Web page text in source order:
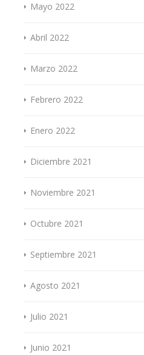
Mayo 2022
Abril 2022
Marzo 2022
Febrero 2022
Enero 2022
Diciembre 2021
Noviembre 2021
Octubre 2021
Septiembre 2021
Agosto 2021
Julio 2021
Junio 2021